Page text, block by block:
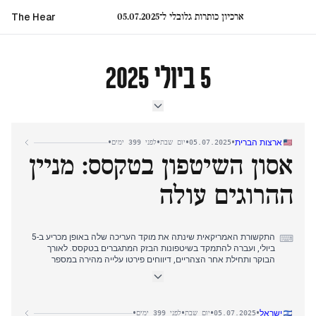
The Hear ארכיון כותרות גלובלי ל־05.07.2025
5 ביולי 2025
ארצות הברית•
05.07.2025
•יום שבת•לפני 399 ימים •
אסון השיטפון בטקסס: מניין
ההרוגים עולה
⌨
התקשורת האמריקאית שינתה את מוקד העריכה שלה באופן מכריע ב-5
ביולי, ועברה להתמקד בשיטפונות הבזק המתגברים בטקסס. לאורך
הבוקר ותחילת אחר הצהריים, דיווחים פירטו עלייה מהירה במספר
התמקדות קריטית בעשרות ילדים נעדרים, בעיקר ממחנות קיץ. מבצעי
ישראל•
05.07.2025
•יום שבת•לפני 399 ימים •